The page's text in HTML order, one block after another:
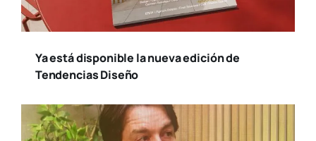
Ya está disponible la nueva edición de
Tendencias Diseño